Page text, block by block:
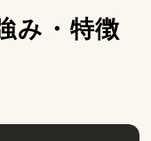
み・特徴